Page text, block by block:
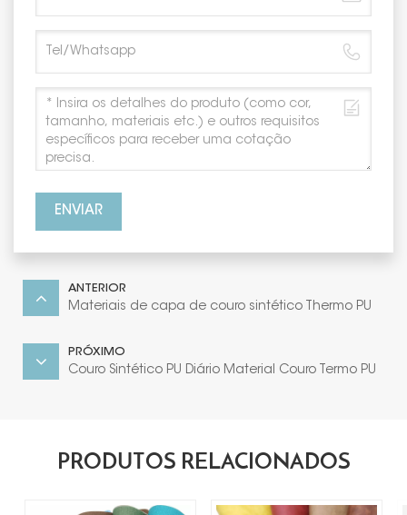
ENVIAR
ANTERIOR
Materiais de capa de couro sintético Thermo PU
PRÓXIMO
Couro Sintético PU Diário Material Couro Termo PU
PRODUTOS RELACIONADOS